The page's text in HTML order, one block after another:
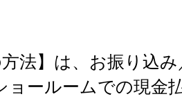
法】は、お振り込
ョールームでの現金